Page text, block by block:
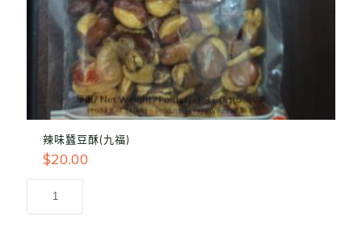
辣味蠶豆酥(九福)
$20.00